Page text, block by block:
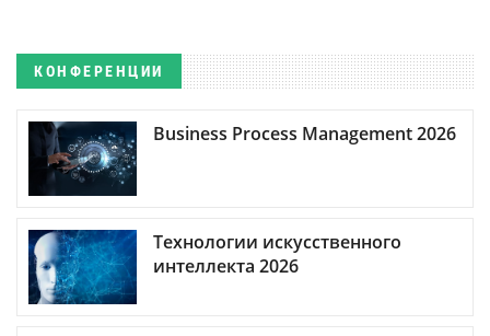
КОНФЕРЕНЦИИ
Business Process Management 2026
Технологии искусственного
интеллекта 2026